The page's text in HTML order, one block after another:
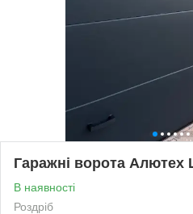
Гаражні ворота Алютех
В наявності
Роздріб